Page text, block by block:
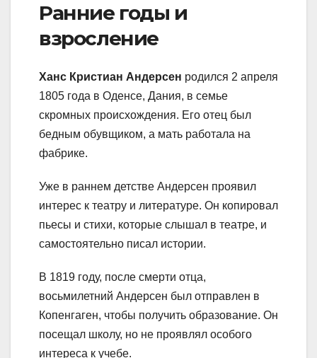
Ранние годы и
взросление
Ханс Кристиан Андерсен родился 2 апреля
1805 года в Оденсе, Дания, в семье
скромных происхождения. Его отец был
бедным обувщиком, а мать работала на
фабрике.
Уже в раннем детстве Андерсен проявил
интерес к театру и литературе. Он копировал
пьесы и стихи, которые слышал в театре, и
самостоятельно писал истории.
В 1819 году, после смерти отца,
восьмилетний Андерсен был отправлен в
Копенгаген, чтобы получить образование. Он
посещал школу, но не проявлял особого
интереса к учебе.